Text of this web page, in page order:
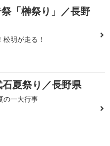
「榊祭り」／長野
明が走る！
夏祭り／長野県
一大行事